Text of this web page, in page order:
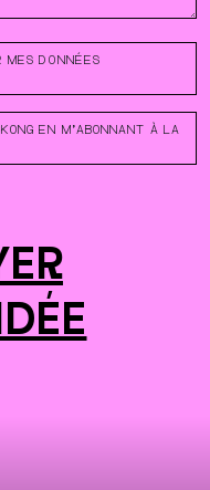
DONNÉES
EN M’ABONNANT À LA